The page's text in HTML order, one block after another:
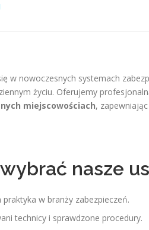
w nowoczesnych systemach
życiu. Oferujemy
miejscowościach,
nasze
praktyka w branży zabezpieczeń.
technicy i sprawdzone procedury.